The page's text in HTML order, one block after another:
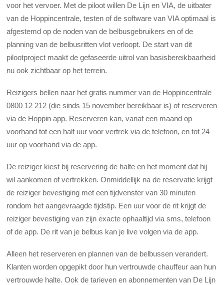
voor het vervoer. Met de piloot willen De Lijn en VIA, de uitbater
van de Hoppincentrale, testen of de software van VIA optimaal is
afgestemd op de noden van de belbusgebruikers en of de
planning van de belbusritten vlot verloopt. De start van dit
pilootproject maakt de gefaseerde uitrol van basisbereikbaarheid
nu ook zichtbaar op het terrein.
Reizigers bellen naar het gratis nummer van de Hoppincentrale
0800 12 212 (die sinds 15 november bereikbaar is) of reserveren
via de Hoppin app. Reserveren kan, vanaf een maand op
voorhand tot een half uur voor vertrek via de telefoon, en tot 24
uur op voorhand via de app.
De reiziger kiest bij reservering de halte en het moment dat hij
wil aankomen of vertrekken. Onmiddellijk na de reservatie krijgt
de reiziger bevestiging met een tijdvenster van 30 minuten
rondom het aangevraagde tijdstip. Een uur voor de rit krijgt de
reiziger bevestiging van zijn exacte ophaaltijd via sms, telefoon
of de app. De rit van je belbus kan je live volgen via de app.
Alleen het reserveren en plannen van de belbussen verandert.
Klanten worden opgepikt door hun vertrouwde chauffeur aan hun
vertrouwde halte. Ook de tarieven en abonnementen van De Lijn